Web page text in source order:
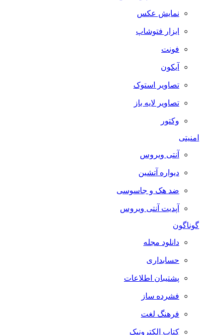
نمایش عکس
ابزار فتوشاپ
فونت
آیکون
تصاویر استوک
تصاویر لایه باز
وکتور
امنیتی
آنتی ویروس
دیواره آتشین
ضد هک و جاسوسی
آپدیت آنتی ویروس
گوناگون
دانلود مجله
حسابداری
پشتیبان اطلاعات
فشرده ساز
فرهنگ لغت
کتاب الکترونیک